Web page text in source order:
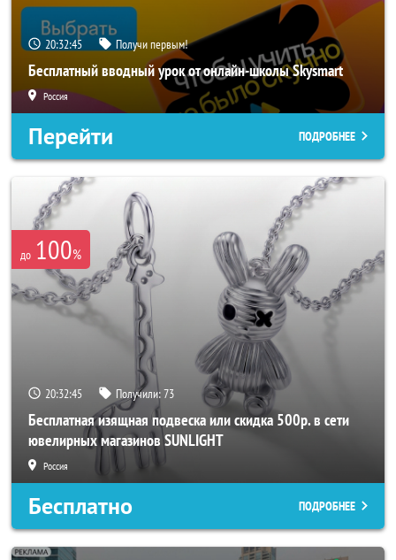
20:32:43 Получи первым!
Бесплатный вводный урок от онлайн-школы Skysmart
Россия
Перейти ПОДРОБНЕЕ
до 100%
20:32:43 Получили:73
Бесплатная изящная подвеска или скидка 500р. в сети
ювелирных магазинов SUNLIGHT
Россия
Бесплатно ПОДРОБНЕЕ